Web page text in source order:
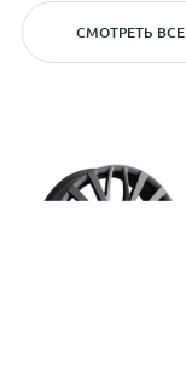
СМОТРЕТЬ ВСЕ